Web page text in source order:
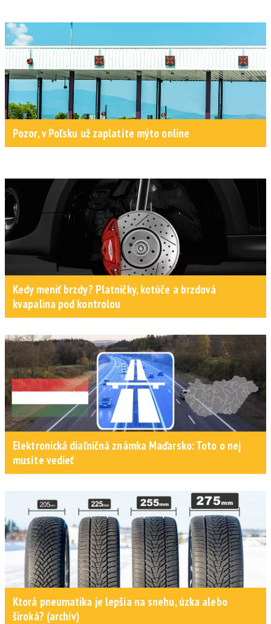
Pozor, v Poľsku už zaplatíte mýto online
Kedy meniť brzdy? Platničky, kotúče a brzdová
kvapalina pod kontrolou
Elektronická diaľničná známka Maďarsko: Toto o nej
musíte vedieť
Ktorá pneumatika je lepšia na snehu, úzka alebo
široká? (archív)